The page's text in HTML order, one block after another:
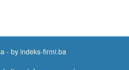
- by indeks-firmi.ba